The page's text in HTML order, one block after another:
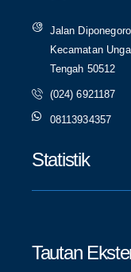
Jalan
Kecamatan
Tengah 50512
(024) 6921187
08113934357
Statistik
Tautan